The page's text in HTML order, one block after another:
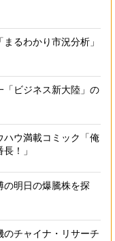
まるわかり市況分析」
「ビジネス新大陸」の
ハウ満載コミック「俺
！」
の明日の爆騰株を探
のチャイナ・リサーチ